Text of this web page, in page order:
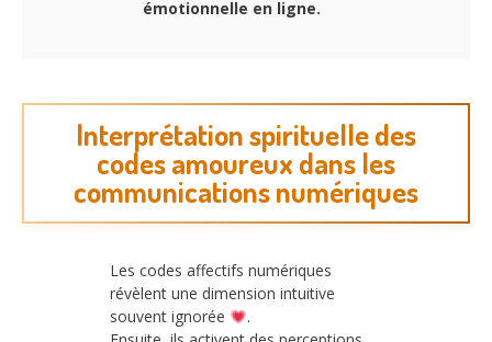
émotionnelle en ligne.
Interprétation spirituelle des
codes amoureux dans les
communications numériques
Les codes affectifs numériques
révèlent une dimension intuitive
souvent ignorée
.